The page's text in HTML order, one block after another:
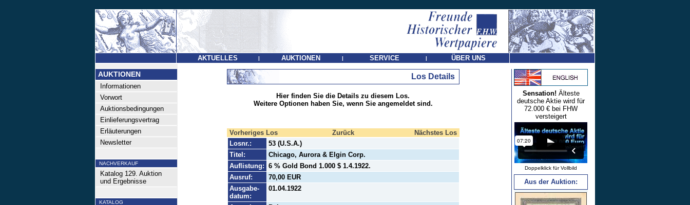
AKTUELLES | AUKTIONEN | SERVICE | ÜBER UNS
AUKTIONEN
Informationen
Vorwort
Auktionsbedingungen
Einlieferungsvertrag
Erläuterungen
Newsletter
NACHVERKAUF
Katalog 129. Auktion
und Ergebnisse
KATALOG
Los Details
Hier finden Sie die Details zu diesem Los.
Weitere Optionen haben Sie, wenn Sie angemeldet sind.
Vorheriges Los Zurück
Nächstes Los
Losnr.:
53 (U.S.A.)
Titel:
Chicago, Aurora & Elgin Corp.
Auflistung: 6 % Gold Bond 1.000 $ 1.4.1922.
Ausruf:
70,00 EUR
Ausgabe-
datum:
01.04.1922
Sensation! Älteste
deutsche Aktie wird für
72.000 € bei FHW
versteigert
Doppelklick für Vollbild
Aus der Auktion: